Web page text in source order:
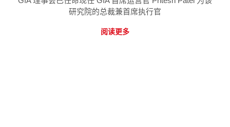
研究院的总裁兼首席执行官
阅读更多